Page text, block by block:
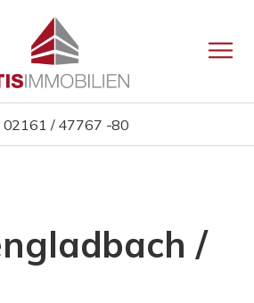
02161 / 47767 -80
/